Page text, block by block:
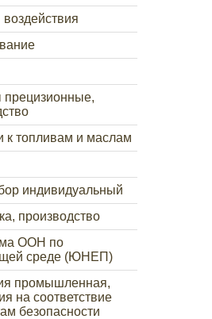
к топливам и маслам
индивидуальный
производство
ООН по
среде (ЮНЕП)
промышленная,
на соответствие
безопасности